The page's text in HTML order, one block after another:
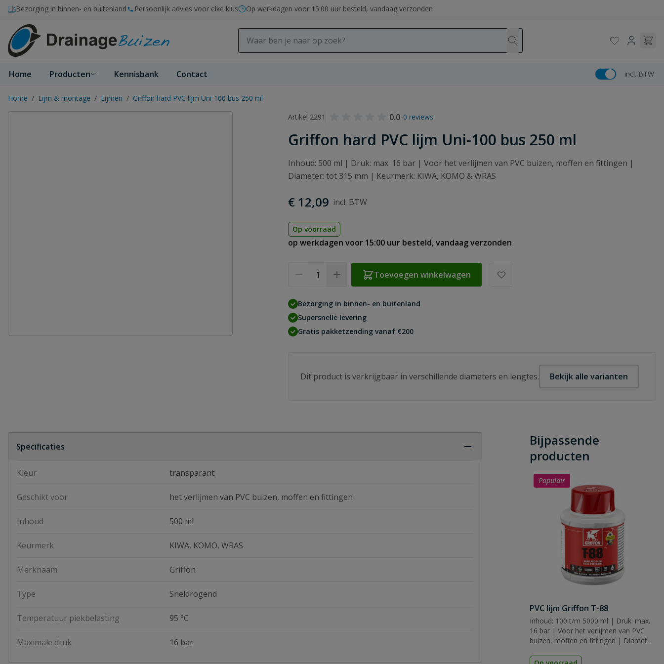
Ga naar de inhoud
Bezorging in binnen- en buitenland Persoonlijk advies voor elke klus Op werkdagen voor 15:00 uur besteld, vandaag verzonden
Home Producten Kennisbank Contact incl. BTW
Home / Lijm & montage / Lijmen / Griffon hard PVC lijm Uni-100 bus 250 ml
Artikel 2291
0.0-0 reviews
Griffon hard PVC lijm Uni-100 bus 250 ml
Inhoud: 500 ml | Druk: max. 16 bar | Voor het verlijmen van PVC buizen, moffen en fittingen |
Diameter: tot 315 mm | Keurmerk: KIWA, KOMO & WRAS
€ 12,09
Op voorraad
op werkdagen voor 15:00 uur besteld, vandaag verzonden
Toevoegen winkelwagen
Bezorging in binnen- en buitenland
Supersnelle levering
Gratis pakketzending vanaf €200
Dit product is verkrijgbaar in verschillende diameters en lengtes. Bekijk alle varianten
Specificaties
Kleur transparant
Geschikt voor het verlijmen van PVC buizen, moffen en fittingen
Inhoud 500 ml
Keurmerk KIWA, KOMO, WRAS
Merknaam Griffon
Type Sneldrogend
Temperatuur piekbelasting 95 °C
Maximale druk 16 bar
Bijpassende
producten
Populair
PVC lijm Griffon T-88
Inhoud: 100 t/m 5000 ml | Druk: max.
16 bar | Voor het verlijmen van PVC
buizen, moffen en fittingen | Diameter:
& ACS